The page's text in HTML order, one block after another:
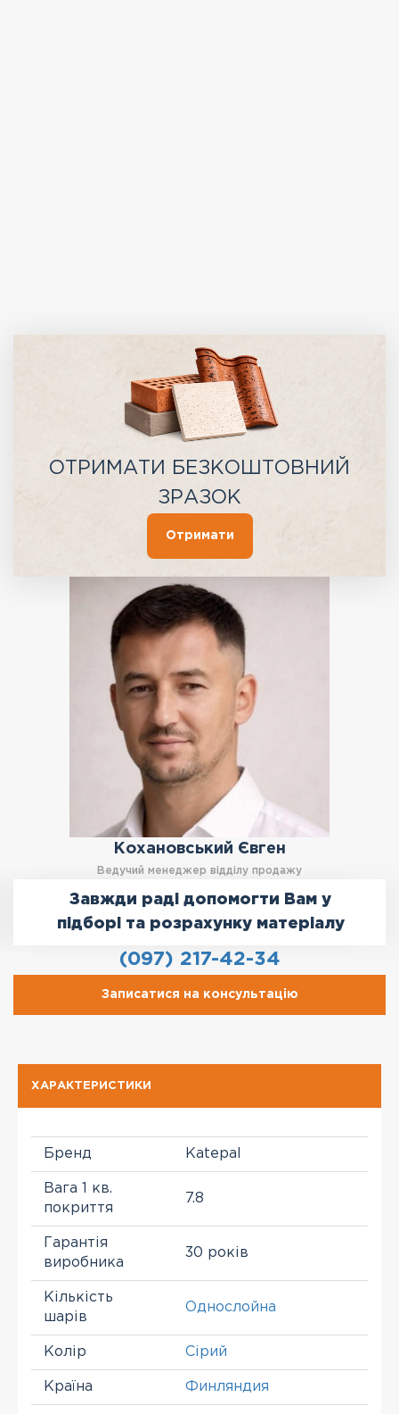
ОТРИМАТИ БЕЗКОШТОВНИЙ
ЗРАЗОК
Отримати
Кохановський Євген
Ведучий менеджер відділу продажу
Завжди раді допомогти Вам у
підборі та розрахунку матеріалу
(097) 217-42-34
Записатися на консультацію
ХАРАКТЕРИСТИКИ
Бренд Katepal
Вага 1 кв.
покриття
7.8
Гарантія
виробника
30 років
Кількість
шарів
Однослойна
Колір Сірий
Країна Финляндия